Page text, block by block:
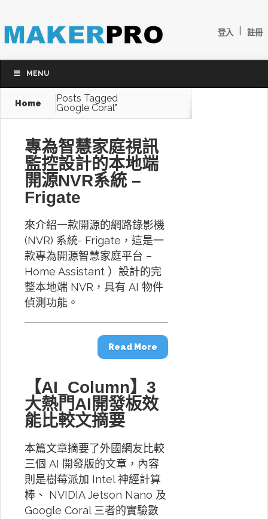
登入 註冊
MENU
Home
Posts Tagged
Google Coral"
專為智慧家庭視訊
監控設計的本地端
開源NVR系統 –
Frigate
來介紹一款開源的網路錄影機
(NVR) 系統- Frigate，這是一
款專為開源智慧家庭平台 –
Home Assistant ）設計的完
整本地端 NVR，具有 AI 物件
偵測功能。
Read More
【AI_Column】3
大熱門AI開發板效
能比較文摘要
本篇文章摘要了外國網友比較
三個 AI 開發版的文章，內容
則是樹莓派加 Intel 神經計算
棒、 NVIDIA Jetson Nano 及
Google Coral 三者的實驗數